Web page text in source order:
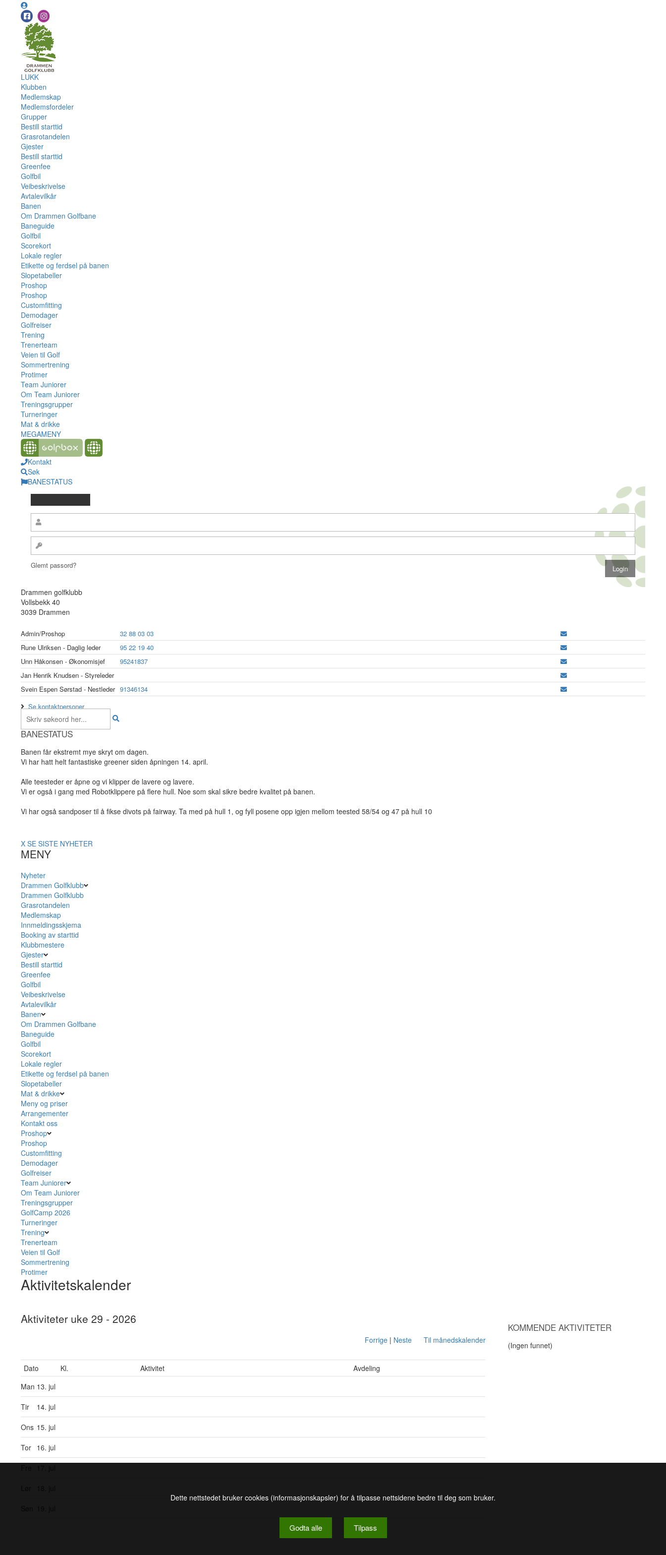
LUKK
Klubben
Medlemskap
Medlemsfordeler
Grupper
Bestill starttid
Grasrotandelen
Gjester
Bestill starttid
Greenfee
Golfbil
Veibeskrivelse
Avtalevilkår
Banen
Om Drammen Golfbane
Baneguide
Golfbil
Scorekort
Lokale regler
Etikette og ferdsel på banen
Slopetabeller
Proshop
Proshop
Customfitting
Demodager
Golfreiser
Trening
Trenerteam
Veien til Golf
Sommertrening
Protimer
Team Juniorer
Om Team Juniorer
Treningsgrupper
Turneringer
Mat & drikke
MEGAMENY
Kontakt
Søk
BANESTATUS
Glemt passord?
Drammen golfklubb
Vollsbekk 40
3039 Drammen
Admin/Proshop
32 88 03 03
Rune Ulriksen - Daglig leder
95 22 19 40
Unn Håkonsen - Økonomisjef
95241837
Jan Henrik Knudsen - Styreleder
Svein Espen Sørstad - Nestleder 91346134
Se kontaktpersoner
BANESTATUS
Banen får ekstremt mye skryt om dagen.
Vi har hatt helt fantastiske greener siden åpningen 14. april.
Alle teesteder er åpne og vi klipper de lavere og lavere.
Vi er også i gang med Robotklippere på flere hull. Noe som skal sikre bedre kvalitet på banen.
Vi har også sandposer til å fikse divots på fairway. Ta med på hull 1, og fyll posene opp igjen mellom teested 58/54 og 47 på hull 10
X SE SISTE NYHETER
MENY
Nyheter
Drammen Golfklubb
Drammen Golfklubb
Grasrotandelen
Medlemskap
Innmeldingsskjema
Booking av starttid
Klubbmestere
Gjester
Bestill starttid
Greenfee
Golfbil
Veibeskrivelse
Avtalevilkår
Banen
Om Drammen Golfbane
Baneguide
Golfbil
Scorekort
Lokale regler
Etikette og ferdsel på banen
Slopetabeller
Mat & drikke
Meny og priser
Arrangementer
Kontakt oss
Proshop
Proshop
Customfitting
Demodager
Golfreiser
Team Juniorer
Om Team Juniorer
Treningsgrupper
GolfCamp 2026
Turneringer
Trening
Trenerteam
Veien til Golf
Sommertrening
Protimer
Aktivitetskalender
Aktiviteter uke 29 - 2026
Forrige| Neste Til månedskalender
Dato Kl. Aktivitet
Avdeling
Man 13. jul
Tir 14. jul
Ons 15. jul
Tor 16. jul
KOMMENDE AKTIVITETER
(Ingen funnet)
Dette nettstedet bruker cookies (informasjonskapsler) for å tilpasse nettsidene bedre til deg som bruker.
Godta alle Tilpass